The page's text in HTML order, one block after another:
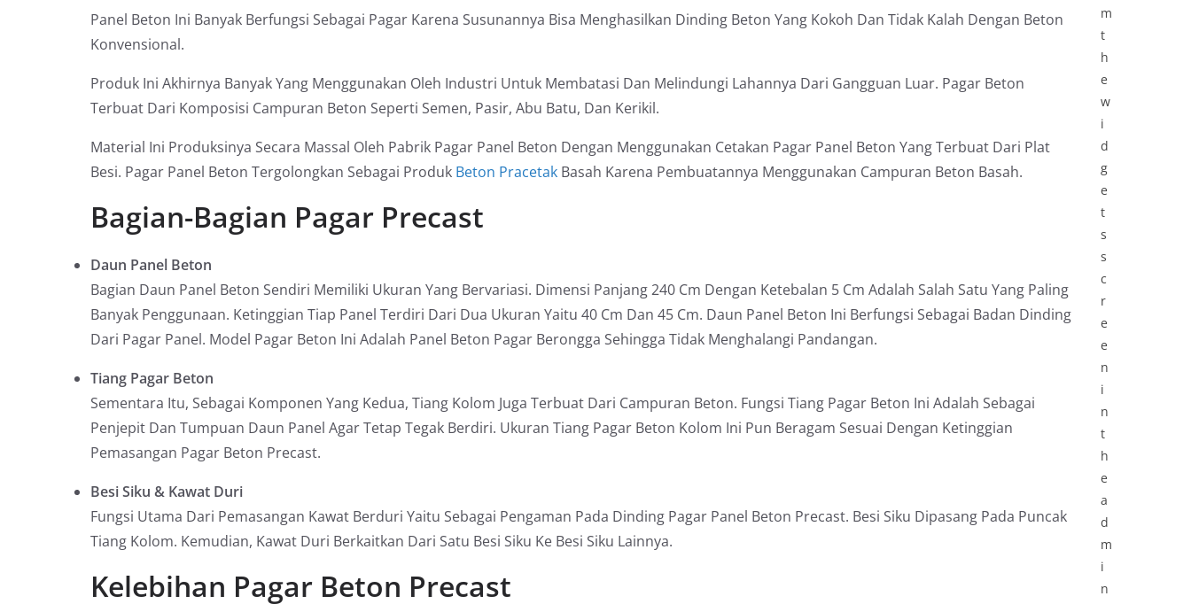
Panel Beton Ini Banyak Berfungsi Sebagai Pagar Karena Susunannya Bisa Menghasilkan Dinding Beton Yang Kokoh Dan Tidak Kalah Dengan Beton
Konvensional.
Produk Ini Akhirnya Banyak Yang Menggunakan Oleh Industri Untuk Membatasi Dan Melindungi Lahannya Dari Gangguan Luar. Pagar Beton
Terbuat Dari Komposisi Campuran Beton Seperti Semen, Pasir, Abu Batu, Dan Kerikil.
Material Ini Produksinya Secara Massal Oleh Pabrik Pagar Panel Beton Dengan Menggunakan Cetakan Pagar Panel Beton Yang Terbuat Dari Plat
Besi. Pagar Panel Beton Tergolongkan Sebagai Produk Beton Pracetak Basah Karena Pembuatannya Menggunakan Campuran Beton Basah.
Bagian-Bagian Pagar Precast
Daun Panel Beton
Bagian Daun Panel Beton Sendiri Memiliki Ukuran Yang Bervariasi. Dimensi Panjang 240 Cm Dengan Ketebalan 5 Cm Adalah Salah Satu Yang Paling
Banyak Penggunaan. Ketinggian Tiap Panel Terdiri Dari Dua Ukuran Yaitu 40 Cm Dan 45 Cm. Daun Panel Beton Ini Berfungsi Sebagai Badan Dinding
Dari Pagar Panel. Model Pagar Beton Ini Adalah Panel Beton Pagar Berongga Sehingga Tidak Menghalangi Pandangan.
Tiang Pagar Beton
Sementara Itu, Sebagai Komponen Yang Kedua, Tiang Kolom Juga Terbuat Dari Campuran Beton. Fungsi Tiang Pagar Beton Ini Adalah Sebagai
Penjepit Dan Tumpuan Daun Panel Agar Tetap Tegak Berdiri. Ukuran Tiang Pagar Beton Kolom Ini Pun Beragam Sesuai Dengan Ketinggian
Pemasangan Pagar Beton Precast.
Besi Siku & Kawat Duri
Fungsi Utama Dari Pemasangan Kawat Berduri Yaitu Sebagai Pengaman Pada Dinding Pagar Panel Beton Precast. Besi Siku Dipasang Pada Puncak
Tiang Kolom. Kemudian, Kawat Duri Berkaitkan Dari Satu Besi Siku Ke Besi Siku Lainnya.
Kelebihan Pagar Beton Precast
m
t
h
e
w
i
d
g
e
t
s
s
c
r
e
e
n
i
n
t
h
e
a
d
m
i
n